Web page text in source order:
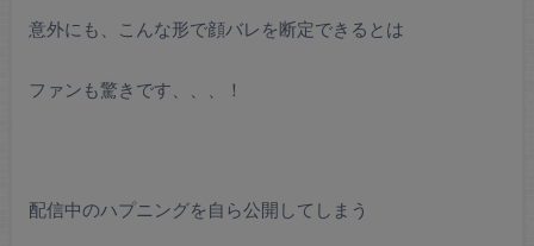
意外にも、こんな形で顔バレを断定できるとは
ファンも驚きです、、、！
配信中のハプニングを自ら公開してしまう